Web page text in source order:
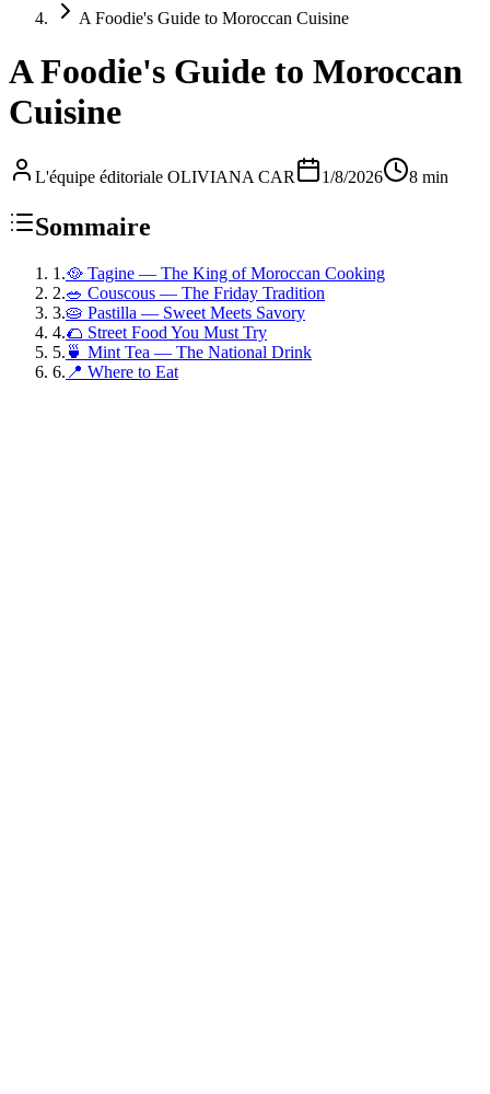
A Foodie's Guide to Moroccan Cuisine
A Foodie's Guide to Moroccan
Cuisine
L'équipe éditoriale OLIVIANA CAR 1/8/2026 8 min
Sommaire
1 .🥘 Tagine — The King of Moroccan Cooking
2.🥗 Couscous — The Friday Tradition
3.🥧 Pastilla — Sweet Meets Savory
4.🌮 Street Food You Must Try
5. 🍵 Mint Tea — The National Drink
6. 📍 Where to Eat